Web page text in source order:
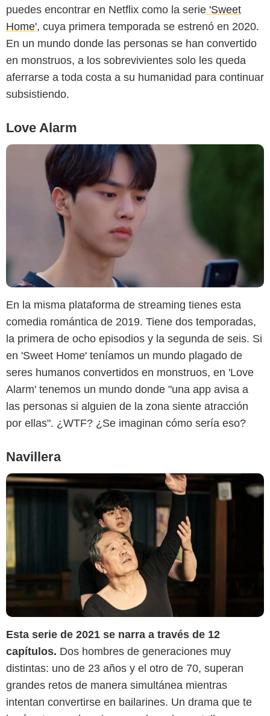
puedes encontrar en Netflix como la serie 'Sweet
Home', cuya primera temporada se estrenó en 2020.
En un mundo donde las personas se han convertido
en monstruos, a los sobrevivientes solo les queda
aferrarse a toda costa a su humanidad para continuar
subsistiendo.
Love Alarm
SensaCine
En la misma plataforma de streaming tienes esta
comedia romántica de 2019. Tiene dos temporadas,
la primera de ocho episodios y la segunda de seis. Si
en 'Sweet Home' teníamos un mundo plagado de
seres humanos convertidos en monstruos, en 'Love
Alarm' tenemos un mundo donde "una app avisa a
las personas si alguien de la zona siente atracción
por ellas". ¿WTF? ¿Se imaginan cómo sería eso?
Navillera
Cartel
Esta serie de 2021 se narra a través de 12
capítulos. Dos hombres de generaciones muy
distintas: uno de 23 años y el otro de 70, superan
grandes retos de manera simultánea mientras
intentan convertirse en bailarines. Un drama que te